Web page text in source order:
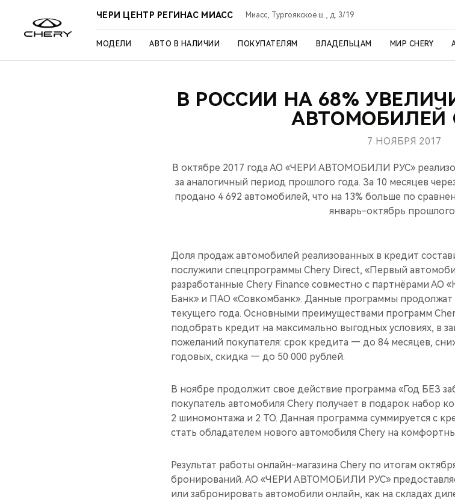
ЧЕРИ ЦЕНТР РЕГИНАС МИАСС Миасс, Тургоякское ш., д. 3/19
МОДЕЛИ АВТО В НАЛИЧИИ ПОКУПАТЕЛЯМ ВЛАДЕЛЬЦАМ МИР CHERY
В РОССИИ НА 68%
АВТОМОБИЛЕЙ
7 НОЯБРЯ 2017
В октябре 2017 года АО «ЧЕРИ АВТОМОБИЛИ РУС»
за аналогичный период прошлого года. За 10 месяцев
продано 4 692 автомобилей, что на 13% больше по
январь-октябрь прошлого
Доля продаж автомобилей реализованных в кредит
послужили спецпрограммы Chery Direct, «Первый
разработанные Chery Finance совместно с партнёрами
Банк» и ПАО «Совкомбанк». Данные программы продолжат
текущего года. Основными преимуществами программ
подобрать кредит на максимально выгодных условиях, в
пожеланий покупателя: срок кредита — до 84 месяцев,
годовых, скидка — до 50 000 рублей.
В ноябре продолжит свое действие программа «Год БЕЗ
покупатель автомобиля Chery получает в подарок набор
2 шиномонтажа и 2 ТО. Данная программа суммируется с
стать обладателем нового автомобиля Chery на
Результат работы онлайн-магазина Chery по итогам
бронирований. АО «ЧЕРИ АВТОМОБИЛИ РУС»
или забронировать автомобили онлайн, как на складах